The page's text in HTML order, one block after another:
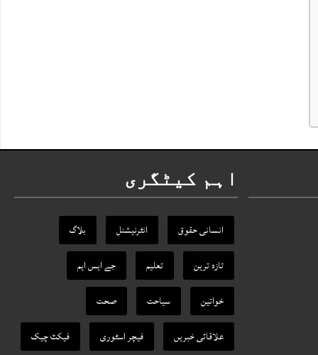
اہم کیٹگری
انسانی حقوق انٹرنیشنل
بلاگ
تازہ ترین
تعلیم
جے ایس ایم
خواتین
سیاحت
صحت
علاقائی خبریں
فیچر اسٹوری
فیکٹ‌ چیک